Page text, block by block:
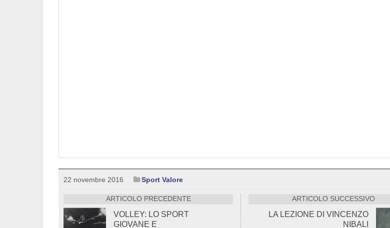
22 novembre 2016 Sport Valore
ARTICOLO PRECEDENTE
VOLLEY: LO SPORT
GIOVANE E
ARTICOLO SUCCESSIVO
LA LEZIONE DI VINCENZO
NIBALI